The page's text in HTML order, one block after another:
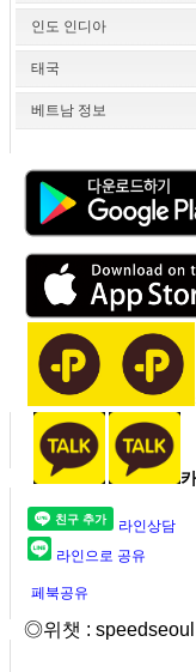
인도 인디아
태국
베트남 정보
라인상담
라인으로 공유
페북공유
◎위챗 : speedseoul